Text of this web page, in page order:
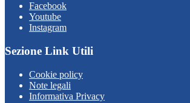
Facebook
Youtube
Instagram
Sezione Link Utili
Cookie policy
Note legali
Informativa Privacy